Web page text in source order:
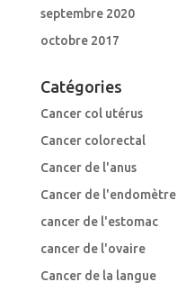
septembre 2020
octobre 2017
Catégories
Cancer col utérus
Cancer colorectal
Cancer de l'anus
Cancer de l'endomètre
cancer de l'estomac
cancer de l'ovaire
Cancer de la langue